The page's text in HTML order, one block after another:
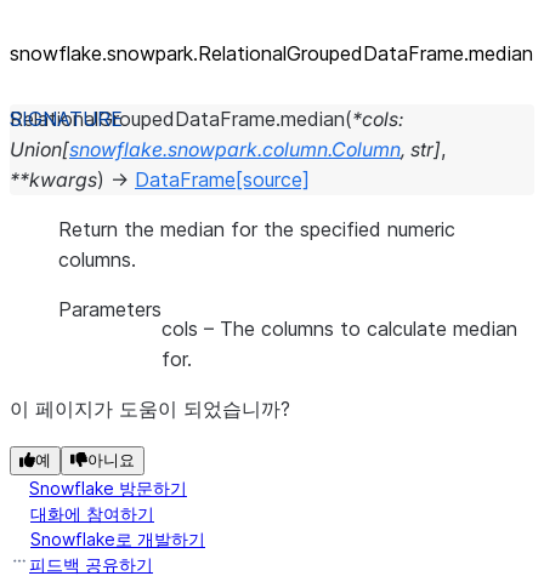
snowflake.snowpark.RelationalGroupedDataFrame.median
RelationalGroupedDataFrame.median(*cols:
Union[snowflake.snowpark.column.Column, str],
**kwargs) → DataFrame [source]
Return the median for the specified numeric
columns.
Parameters
cols – The columns to calculate median
for.
이 페이지가 도움이 되었습니까?
예 아니요
Snowflake 방문하기
대화에 참여하기
Snowflake로 개발하기
피드백 공유하기